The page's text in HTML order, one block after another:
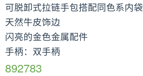
可脱卸式拉链手包搭配同色系内袋
天然牛皮饰边
闪亮的金色金属配件
手柄：双手柄
892783